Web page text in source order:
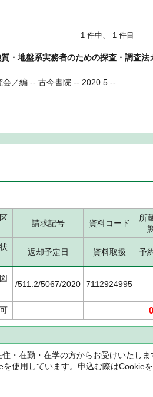
1 件中、 1 件目
・地盤系実務者のための探査・調査法
会／編 -- 古今書院 -- 2020.5 --
請求記号 資料コード
所
返却予定日 資料取扱 予
/511.2/5067/2020 7112924995
0
住・在勤・在学の方からお受けいたしま
使用しています。申込む際はCookie